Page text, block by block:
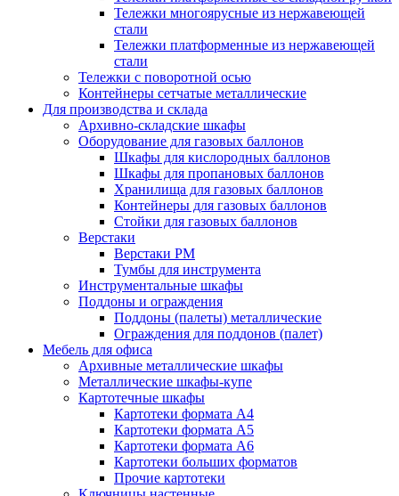
Тележки многоярусные из нержавеющей
стали
Тележки платформенные из нержавеющей
стали
Тележки с поворотной осью
Контейнеры сетчатые металлические
Для производства и склада
Архивно-складские шкафы
Оборудование для газовых баллонов
Шкафы для кислородных баллонов
Шкафы для пропановых баллонов
Хранилища для газовых баллонов
Контейнеры для газовых баллонов
Стойки для газовых баллонов
Верстаки
Верстаки РМ
Тумбы для инструмента
Инструментальные шкафы
Поддоны и ограждения
Поддоны (палеты) металлические
Ограждения для поддонов (палет)
Мебель для офиса
Архивные металлические шкафы
Металлические шкафы-купе
Картотечные шкафы
Картотеки формата А4
Картотеки формата А5
Картотеки формата А6
Картотеки больших форматов
Прочие картотеки